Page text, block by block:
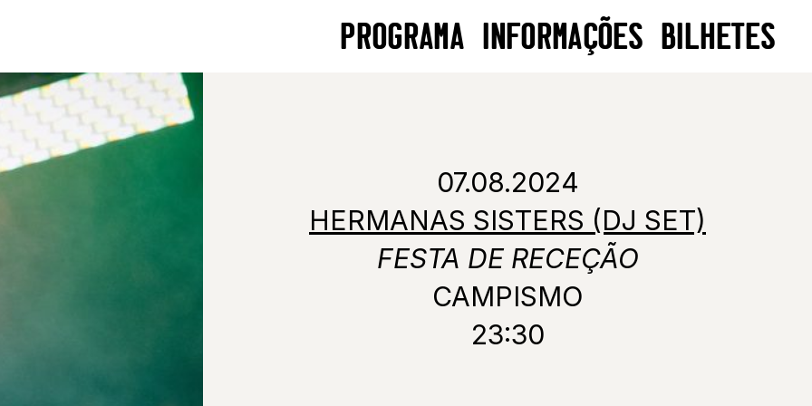
PROGRAMA INFORMAÇÕES BILHETES
07.08.2024
HERMANAS SISTERS (DJ SET)
FESTA DE RECEÇÃO
CAMPISMO
23:30